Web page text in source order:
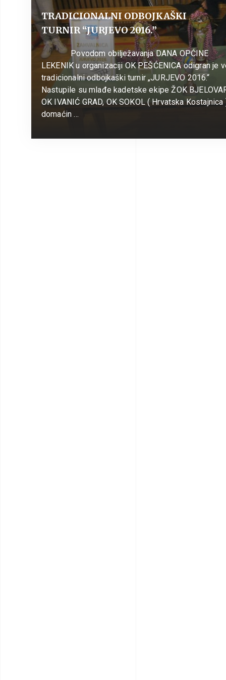
TRADICIONALNI ODBOJKAŠKI
TURNIR “JURJEVO 2016.”
Povodom obilježavanja DANA OPĆINE
LEKENIK u organizaciji OK PEŠĆENICA odigran je
tradicionalni odbojkaški turnir „JURJEVO
Nastupile su mlađe kadetske ekipe ŽOK
OK IVANIĆ GRAD, OK SOKOL ( Hrvatska Kostajnica
domaćin …